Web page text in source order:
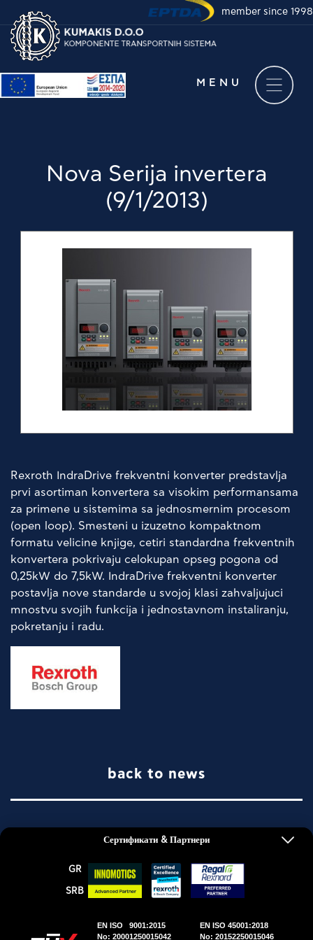
Take a virtual tour of
our company
KOMPANIJA
PROIZVODI
PRODAVCI
LOKALI
KONTAKT
MENU
member since 1998
Nova Serija invertera
(9/1/2013)
Rexroth IndraDrive frekventni konverter predstavlja
prvi asortiman konvertera sa visokim performansama
za primene u sistemima sa jednosmernim procesom
(open loop). Smesteni u izuzetno kompaktnom
formatu velicine knjige, cetiri standardna frekventnih
konvertera pokrivaju celokupan opseg pogona od
0,25kW do 7,5kW. IndraDrive frekventni konverter
postavlja nove standarde u svojoj klasi zahvaljujuci
mnostvu svojih funkcija i jednostavnom instaliranju,
pokretanju i radu.
back to news
Сертификати & Партнери
GR
SRΒ
EN ISO 9001:2015
No: 20001250015042
EN ISO 45001:2018
No: 20152250015046
Reserved.